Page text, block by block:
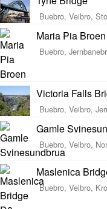
Buebro, Veibro,
Maria Pia Broen
Buebro,
Victoria Falls
Buebro, Veibro,
Gamle
Buebro, Veibro,
Maslenica
Buebro, Veibro,